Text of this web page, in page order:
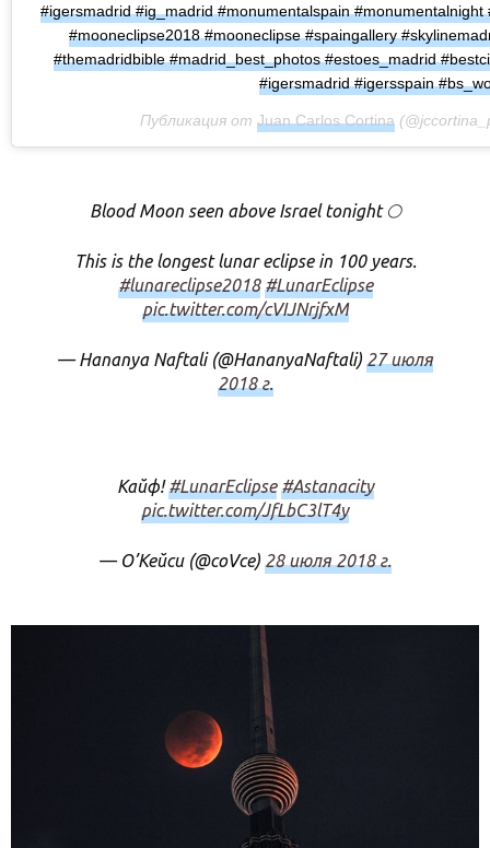
#igersmadrid #ig_madrid #monumentalspain
#mooneclipse2018 #mooneclipse #spaingallery
#themadridbible #madrid_best_photos #estoes_madrid
#igersmadrid #igersspain
Публикация от Juan Carlos Cortina
Blood Moon seen above Israel tonight 🌕
This is the longest lunar eclipse in 100 years.
#lunareclipse2018 #LunarEclipse
pic.twitter.com/cVIJNrjfxM
— Hananya Naftali (@HananyaNaftali) 27 июля
2018 г.
Кайф!#LunarEclipse #Astanacity
pic.twitter.com/JfLbC3lT4y
— О’Кейси (@coVce) 28 июля 2018 г.